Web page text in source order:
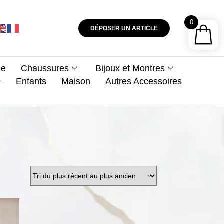
DÉPOSER UN ARTICLE
Chaussures
Bijoux et Montres
Enfants Maison Autres Accessoires
0